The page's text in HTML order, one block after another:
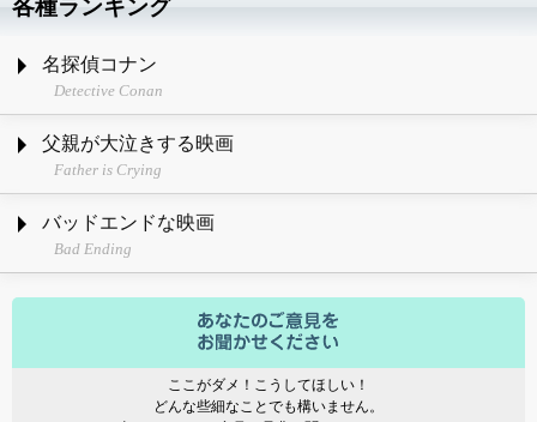
各種ランキング
名探偵コナン
Detective Conan
父親が大泣きする映画
Father is Crying
バッドエンドな映画
Bad Ending
ここがダメ！こうしてほしい！
どんな些細なことでも構いません。